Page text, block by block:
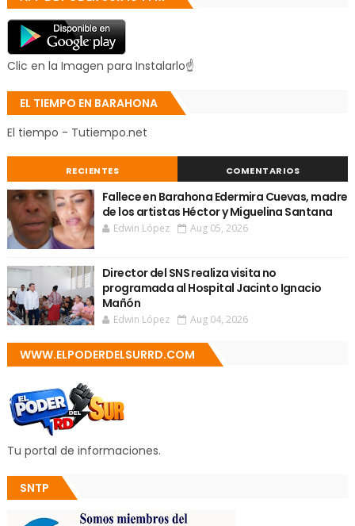
Clic en la Imagen para Instalarlo☝
EL TIEMPO EN BARAHONA
El tiempo - Tutiempo.net
RECIENTES COMENTARIOS
Fallece en Barahona Edermira Cuevas, madre
de los artistas Héctor y Miguelina Santana
Edwin López Aug 05, 2026
Director del SNS realiza visita no
programada al Hospital Jacinto Ignacio
Mañón
Edwin López Aug 04, 2026
WWW.ELPODERDELSURRD.COM
Tu portal de informaciones.
SNTP